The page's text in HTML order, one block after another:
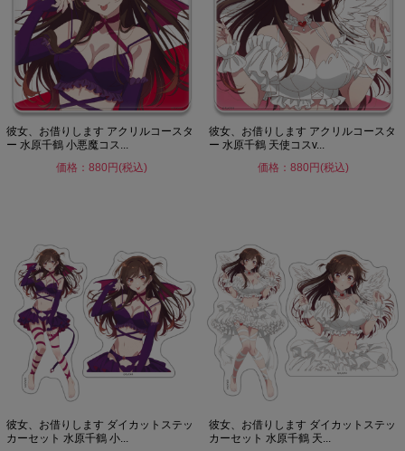
彼女、お借りします アクリルコースタ
ー 水原千鶴 小悪魔コス...
価格：880円(税込)
彼女、お借りします アクリルコースタ
ー 水原千鶴 天使コスv...
価格：880円(税込)
彼女、お借りします ダイカットステッ
カーセット 水原千鶴 小...
彼女、お借りします ダイカットステッ
カーセット 水原千鶴 天...